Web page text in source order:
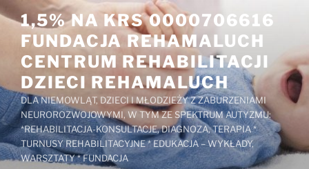
Przejdź
do
treści
1,5% NA KRS 0000706616
FUNDACJA REHAMALUCH
CENTRUM REHABILITACJI
DZIECI REHAMALUCH
DLA NIEMOWLĄT, DZIECI I MŁODZIEŻY Z ZABURZENIAMI
NEUROROZWOJOWYMI, W TYM ZE SPEKTRUM AUTYZMU:
*REHABILITACJA-KONSULTACJE, DIAGNOZA, TERAPIA *
TURNUSY REHABILITACYJNE * EDUKACJA – WYKŁADY,
WARSZTATY * FUNDACJA